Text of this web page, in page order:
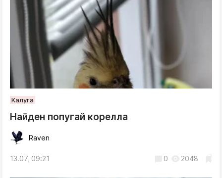
Калуга
Найден попугай корелла
Raven
13.07, 09:21 0 2048